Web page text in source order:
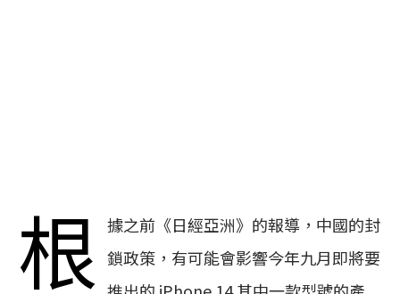
根
據之前《日經亞洲》的報導，中國的封
鎖政策，有可能會影響今年九月即將要